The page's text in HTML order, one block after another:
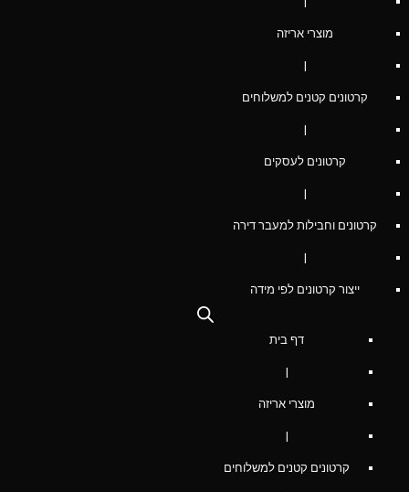
מוצרי אריזה
|
קרטונים קטנים למשלוחים
|
קרטונים לעסקים
|
קרטונים וחבילות למעבר דירה
|
ייצור קרטונים לפי מידה
דף בית
|
מוצרי אריזה
|
קרטונים קטנים למשלוחים